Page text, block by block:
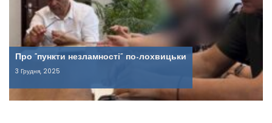
Про “пункти незламності” по-лохвицьки
3 Грудня, 2025